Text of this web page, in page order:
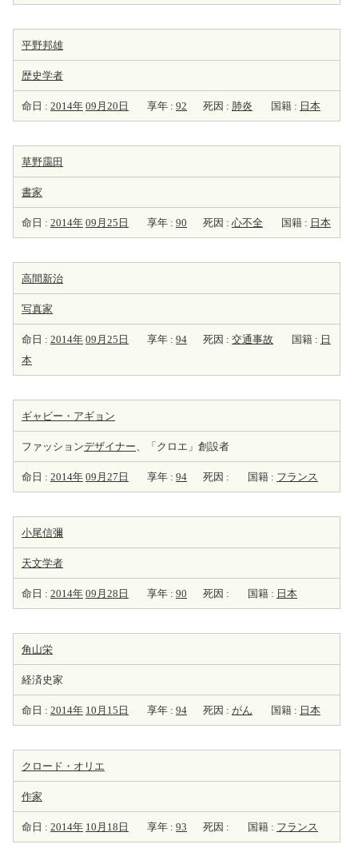
平野邦雄
歴史学者
命日 : 2014年 09月20日 享年 : 92 死因 : 肺炎 国籍 : 日本
草野靄田
書家
命日 : 2014年 09月25日 享年 : 90 死因 : 心不全 国籍 : 日本
高間新治
写真家
命日 : 2014年 09月25日 享年 : 94 死因 : 交通事故 国籍 : 日
本
ギャビー・アギョン
ファッションデザイナー、「クロエ」創設者
命日 : 2014年 09月27日 享年 : 94 死因 : 国籍 : フランス
小尾信彌
天文学者
命日 : 2014年 09月28日 享年 : 90 死因 : 国籍 : 日本
角山栄
経済史家
命日 : 2014年 10月15日 享年 : 94 死因 : がん 国籍 : 日本
クロード・オリエ
作家
命日 : 2014年 10月18日 享年 : 93 死因 : 国籍 : フランス